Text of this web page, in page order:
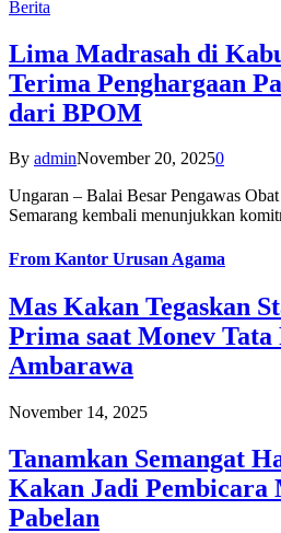
Berita
Lima Madrasah di
Terima Penghargaan
dari BPOM
By adminNovember 20, 20250
Ungaran – Balai Besar Pengawas
Semarang kembali menunjukkan
From Kantor Urusan Agama
Mas Kakan Tegaskan
Prima saat Monev
Ambarawa
November 14, 2025
Tanamkan Semangat
Kakan Jadi Pembicara
Pabelan